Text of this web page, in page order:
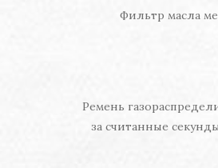
Фильтр масла
Ремень
за считанные